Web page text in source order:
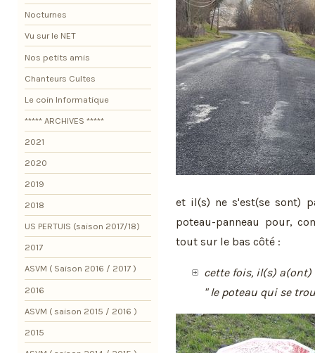
et il(s) ne s'est(se sont)
poteau-panneau pour,
tout sur le bas côté :
cette fois, il(s) a(ont)
" le poteau qui se
Nocturnes
Vu sur le NET
Nos petits amis
Chanteurs Cultes
Le coin Informatique
***** ARCHIVES *****
2021
2020
2019
2018
US PERTUIS (saison 2017/18)
2017
ASVM ( Saison 2016 / 2017 )
2016
ASVM ( saison 2015 / 2016 )
2015